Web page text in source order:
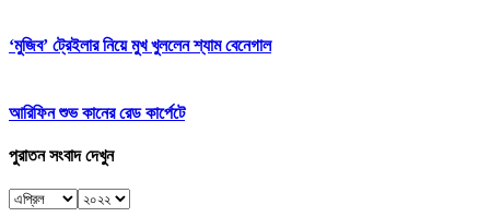
‘মুজিব’ ট্রেইলার নিয়ে মুখ খুললেন শ্যাম বেনেগাল
আরিফিন শুভ কানের রেড কার্পেটে
পুরাতন সংবাদ দেখুন